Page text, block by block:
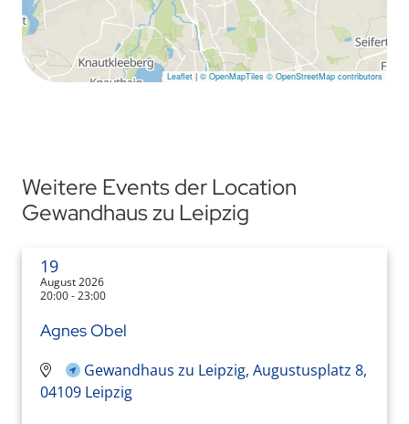
Leaflet | © OpenMapTiles © OpenStreetMap contributors
Weitere Events der Location
Gewandhaus zu Leipzig
19
August 2026
20:00 - 23:00
Agnes Obel
Gewandhaus zu Leipzig, Augustusplatz 8,
04109 Leipzig